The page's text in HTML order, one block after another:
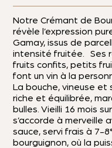
Notre Crémant de
révèle l’expression
Gamay, issus de
intensité fruitée. Ses
fruits confits, petits
font un vin à la
La bouche, vineuse et
riche et équilibrée,
bulles. Vieilli 16 mois
s’accorde à merveille
sauce, servi frais à 7-
bourguignon, où la